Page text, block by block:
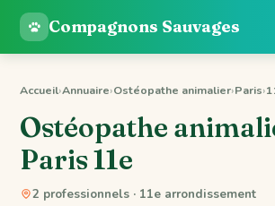
Compagnons Sauvages
Accueil›Annuaire›Ostéopathe animalier›Paris›
Ostéopathe
Paris 11e
2 professionnels · 11e arrondissement